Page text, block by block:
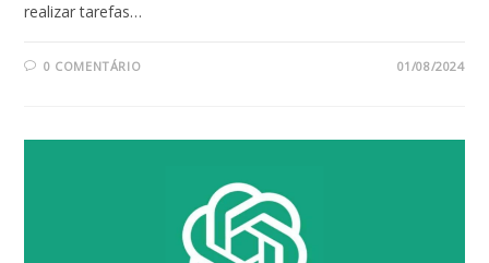
realizar tarefas…
0 COMENTÁRIO 01/08/2024